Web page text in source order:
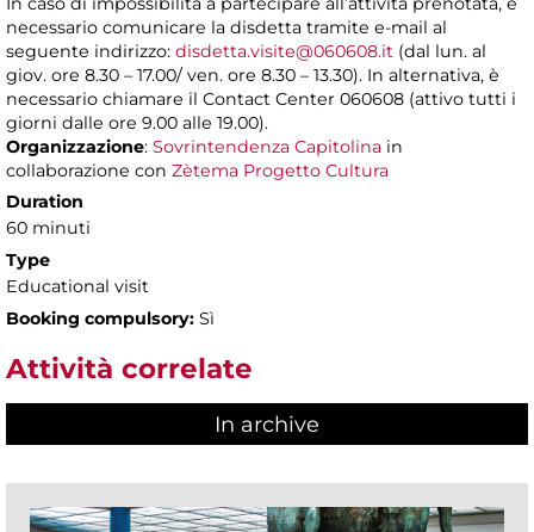
necessario comunicare la disdetta tramite e-mail al
seguente indirizzo: disdetta.visite@060608.it (dal lun. al
giov. ore 8.30 – 17.00/ ven. ore 8.30 – 13.30). In alternativa, è
necessario chiamare il Contact Center 060608 (attivo tutti i
giorni dalle ore 9.00 alle 19.00).
Organizzazione: Sovrintendenza Capitolina in
collaborazione con Zètema Progetto Cultura
Duration
60 minuti
Type
Educational visit
Booking compulsory: Sì
Attività correlate
In archive